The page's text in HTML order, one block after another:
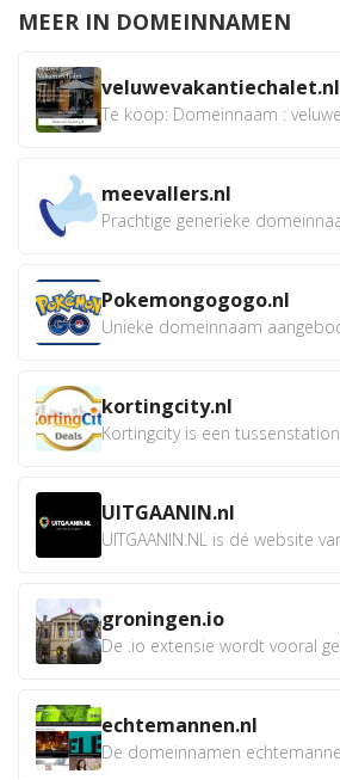
MEER IN DOMEINNAMEN
veluwevakantiechalet.nl
meevallers.nl
Pokemongogogo.nl
kortingcity.nl
UITGAANIN.nl
groningen.io
echtemannen.nl